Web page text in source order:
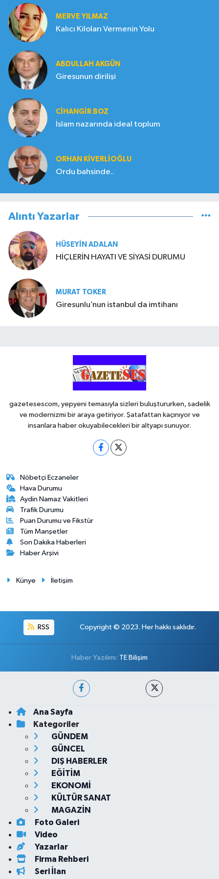
MERVE YILMAZ
Kalıcı Kiloları Vermenin Yolu
ABDULLAH AKGÜN
Giresunun dirilişi
CIHANGIR BOZ
İslam nazarında ideal toplum
ORHAN KIVERLIOĞLU
Ordu bahsinde..
Alıntı Yazarlar
HÜSEYIN ADALAN
HİÇLERİN HAYATI VE SİYASİ DURUMU
MURAT TOKER
Giresunlu’nun istanbul da imtihanı
gazetesescom, yepyeni temasıyla sizleri buluştururken, sadelik
ve modernizmi bir araya getiriyor. Şatafattan kaçınıyor ve
insanlara haber okuyabilecekleri bir altyapı sunuyor.
Nöbetçi Eczaneler
Hava Durumu
Aydin Namaz Vakitleri
Trafik Durumu
Puan Durumu ve Fikstür
Tüm Manşetler
Son Dakika Haberleri
Haber Arşivi
Künye İletişim
RSS Copyright © 2023. Her hakkı saklıdır.
Haber Yazılımı: TE Bilişim
Ana Sayfa
Kategoriler
GÜNDEM
GÜNCEL
DIŞ HABERLER
EĞİTİM
EKONOMİ
KÜLTÜR SANAT
MAGAZİN
Foto Galeri
Video
Yazarlar
Firma Rehberi
Seri İlan